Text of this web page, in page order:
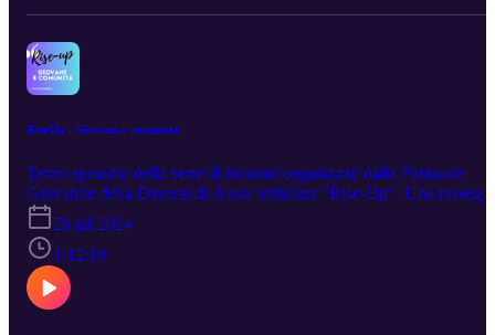
RiseUp - Giovani e comunità
Terzo episodio della serie di incontri organizzati dalla Pastorale
Giovanile della Diocesi di Aosta intitolata "Rise-Up". Una
di appuntamenti per fermarsi e riflettere su tematiche attuali legate
mondo giovanile assieme ad alcuni esperti del settore che ci
aiuteranno lungo questo cammino. In questo episodio ci racconterà
la sua esperienza don Luca Ramello, sacerdote diocesano
sul fronte di quattro parrocchie torinesi e assistente spirituale della
"NOI Torino - Team Oratori Piemontesi".
26 jul 2024
1:12:10